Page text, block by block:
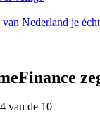
Nederland je
van de 10